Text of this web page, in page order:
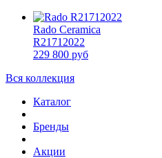
Rado Ceramica
R21712022
229 800 руб
Вся коллекция
Каталог
Бренды
Акции